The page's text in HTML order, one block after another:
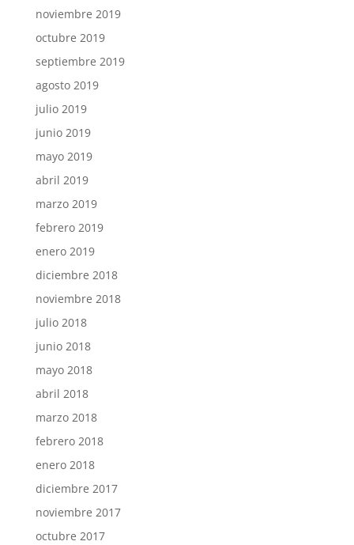
noviembre 2019
octubre 2019
septiembre 2019
agosto 2019
julio 2019
junio 2019
mayo 2019
abril 2019
marzo 2019
febrero 2019
enero 2019
diciembre 2018
noviembre 2018
julio 2018
junio 2018
mayo 2018
abril 2018
marzo 2018
febrero 2018
enero 2018
diciembre 2017
noviembre 2017
octubre 2017